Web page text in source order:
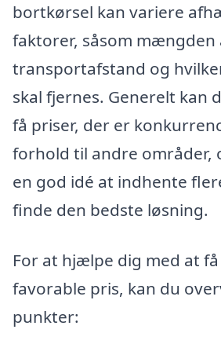
bortkørsel kan variere
faktorer, såsom mængden
transportafstand og
skal fjernes. Generelt kan
få priser, der er
forhold til andre områder,
en god idé at indhente
finde den bedste løsning.
For at hjælpe dig med at
favorable pris, kan du
punkter: